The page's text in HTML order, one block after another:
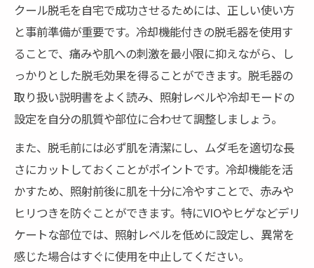
クール脱毛を自宅で成功させるためには、正しい使い方
と事前準備が重要です。冷却機能付きの脱毛器を使用す
ることで、痛みや肌への刺激を最小限に抑えながら、し
っかりとした脱毛効果を得ることができます。脱毛器の
取り扱い説明書をよく読み、照射レベルや冷却モードの
設定を自分の肌質や部位に合わせて調整しましょう。
また、脱毛前には必ず肌を清潔にし、ムダ毛を適切な長
さにカットしておくことがポイントです。冷却機能を活
かすため、照射前後に肌を十分に冷やすことで、赤みや
ヒリつきを防ぐことができます。特にVIOやヒゲなどデリ
ケートな部位では、照射レベルを低めに設定し、異常を
感じた場合はすぐに使用を中止してください。